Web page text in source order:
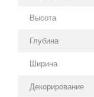
Высота
Глубина
Ширина
Декорирование